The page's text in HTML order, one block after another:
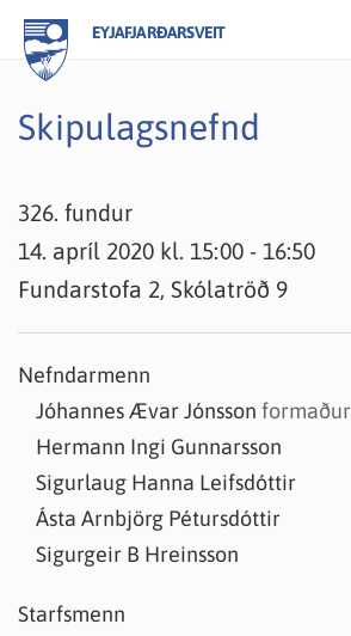
EYJAFJARÐARSVEIT
Skipulagsnefnd
326. fundur
14. apríl 2020 kl. 15:00 - 16:50
Fundarstofa 2, Skólatröð 9
Nefndarmenn
Jóhannes Ævar Jónsson formaður
Hermann Ingi Gunnarsson
Sigurlaug Hanna Leifsdóttir
Ásta Arnbjörg Pétursdóttir
Sigurgeir B Hreinsson
Starfsmenn